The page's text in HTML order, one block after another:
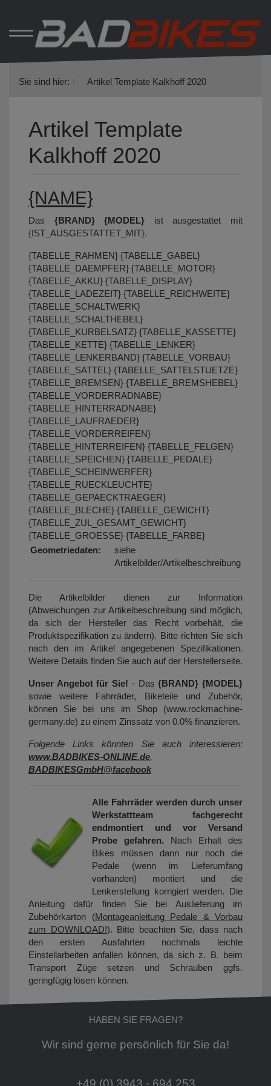
Sie sind hier: Artikel Template Kalkhoff 2020
Artikel Template
Kalkhoff 2020
{NAME}
Das {BRAND} {MODEL} ist ausgestattet mit
{IST_AUSGESTATTET_MIT}.
{TABELLE_RAHMEN} {TABELLE_GABEL}
{TABELLE_DAEMPFER} {TABELLE_MOTOR}
{TABELLE_AKKU} {TABELLE_DISPLAY}
{TABELLE_LADEZEIT} {TABELLE_REICHWEITE}
{TABELLE_SCHALTWERK}
{TABELLE_SCHALTHEBEL}
{TABELLE_KURBELSATZ} {TABELLE_KASSETTE}
{TABELLE_KETTE} {TABELLE_LENKER}
{TABELLE_LENKERBAND} {TABELLE_VORBAU}
{TABELLE_SATTEL} {TABELLE_SATTELSTUETZE}
{TABELLE_BREMSEN} {TABELLE_BREMSHEBEL}
{TABELLE_VORDERRADNABE}
{TABELLE_HINTERRADNABE}
{TABELLE_LAUFRAEDER}
{TABELLE_VORDERREIFEN}
{TABELLE_HINTERREIFEN} {TABELLE_FELGEN}
{TABELLE_SPEICHEN} {TABELLE_PEDALE}
{TABELLE_SCHEINWERFER}
{TABELLE_RUECKLEUCHTE}
{TABELLE_GEPAECKTRAEGER}
{TABELLE_BLECHE} {TABELLE_GEWICHT}
{TABELLE_ZUL_GESAMT_GEWICHT}
{TABELLE_GROESSE} {TABELLE_FARBE}
Geometriedaten:
siehe
Artikelbilder/Artikelbeschreibung
Die Artikelbilder dienen zur Information
(Abweichungen zur Artikelbeschreibung sind möglich,
da sich der Hersteller das Recht vorbehält, die
Produktspezifikation zu ändern). Bitte richten Sie sich
nach den im Artikel angegebenen Spezifikationen.
Weitere Details finden Sie auch auf der Herstellerseite.
Unser Angebot für Sie! - Das{BRAND} {MODEL}
sowie weitere Fahrräder, Biketeile und Zubehör,
können Sie bei uns im Shop (www.rockmachine-
germany.de) zu einem Zinssatz von 0.0% finanzieren.
Folgende Links könnten Sie auch interessieren:
www.BADBIKES-ONLINE.de,
BADBIKESGmbH@facebook
Alle Fahrräder werden durch unser
Werkstattteam fachgerecht
endmontiert und vor Versand
Probe gefahren. Nach Erhalt des
Bikes müssen dann nur noch die
Pedale (wenn im Lieferumfang
vorhanden) montiert und die
Lenkerstellung korrigiert werden. Die
Anleitung dafür finden Sie bei Auslieferung im
Zubehörkarton (Montageanleitung Pedale & Vorbau
zum DOWNLOAD!). Bitte beachten Sie, dass nach
den ersten Ausfahrten nochmals leichte
Einstellarbeiten anfallen können, da sich z. B. beim
Transport Züge setzen und Schrauben ggfs.
geringfügig lösen können.
HABEN SIE FRAGEN?
Wir sind gerne persönlich für Sie da!
+49 (0) 3943 - 694 253